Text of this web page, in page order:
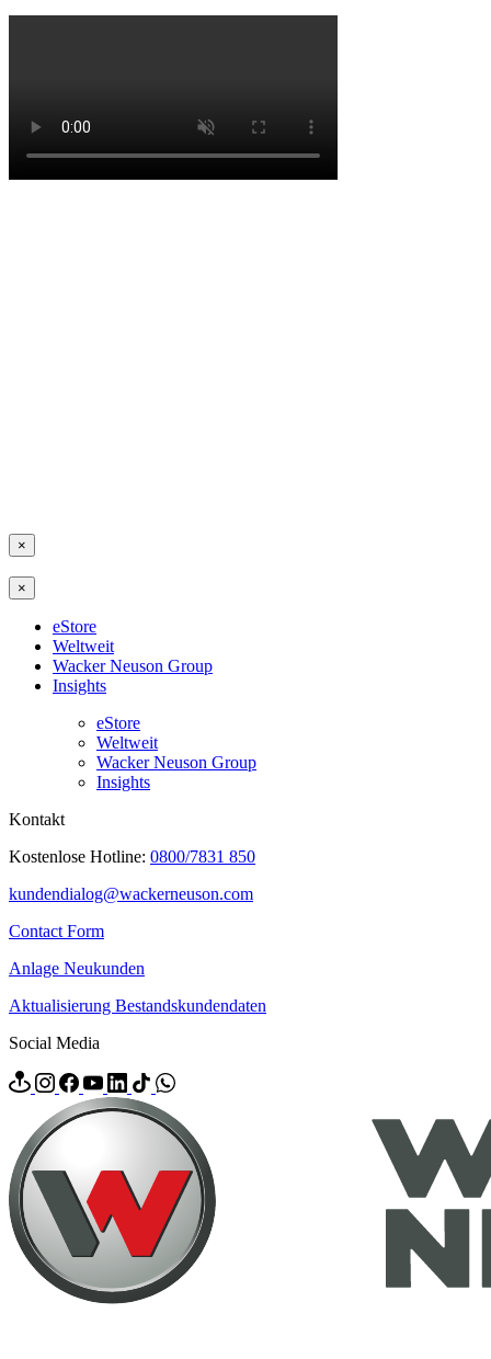
×
×
eStore
Weltweit
Wacker Neuson Group
Insights
eStore
Weltweit
Wacker Neuson Group
Insights
Kontakt
Kostenlose Hotline: 0800/7831 850
kundendialog@wackerneuson.com
Contact Form
Anlage Neukunden
Aktualisierung Bestandskundendaten
Social Media